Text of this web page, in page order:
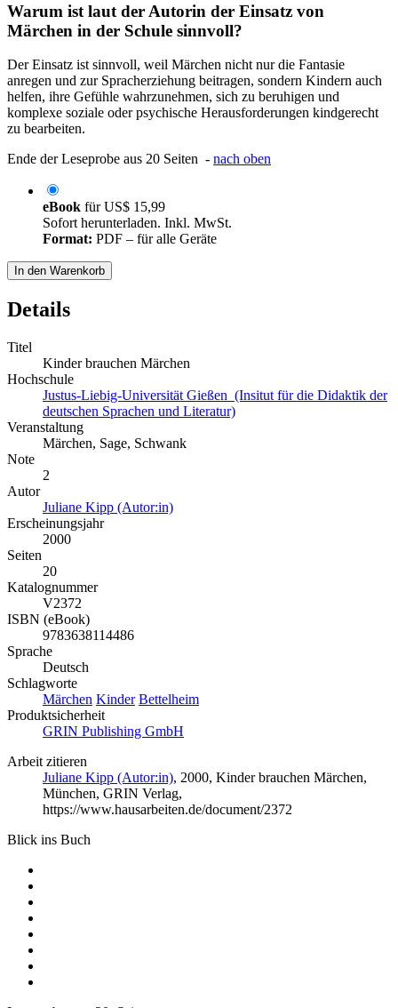
Warum ist laut der Autorin der Einsatz von
Märchen in der Schule sinnvoll?
Der Einsatz ist sinnvoll, weil Märchen nicht nur die Fantasie
anregen und zur Spracherziehung beitragen, sondern Kindern auch
helfen, ihre Gefühle wahrzunehmen, sich zu beruhigen und
komplexe soziale oder psychische Herausforderungen kindgerecht
zu bearbeiten.
Ende der Leseprobe aus 20 Seiten - nach oben
eBook fürUS$ 15,99
Sofort herunterladen. Inkl. MwSt.
Format: PDF – für alle Geräte
In den Warenkorb
Details
Titel
Kinder brauchen Märchen
Hochschule
Justus-Liebig-Universität Gießen (Insitut für die Didaktik der
deutschen Sprachen und Literatur)
Veranstaltung
Märchen, Sage, Schwank
Note
2
Autor
Juliane Kipp (Autor:in)
Erscheinungsjahr
2000
Seiten
20
Katalognummer
V2372
ISBN (eBook)
9783638114486
Sprache
Deutsch
Schlagworte
Märchen Kinder Bettelheim
Produktsicherheit
GRIN Publishing GmbH
Arbeit zitieren
Juliane Kipp (Autor:in), 2000, Kinder brauchen Märchen,
München, GRIN Verlag,
https://www.hausarbeiten.de/document/2372
Blick ins Buch